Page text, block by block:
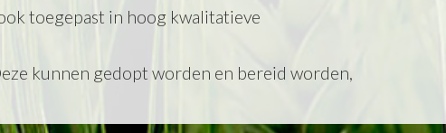
toegepast in hoog kwalitatieve
kunnen gedopt worden en bereid worden,